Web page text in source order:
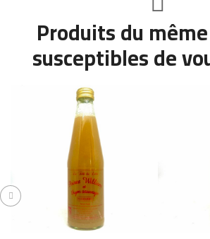
Produits du
susceptibles de